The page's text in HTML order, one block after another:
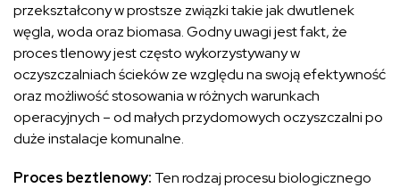
przekształcony w prostsze związki takie jak dwutlenek
węgla, woda oraz biomasa. Godny uwagi jest fakt, że
proces tlenowy jest często wykorzystywany w
oczyszczalniach ścieków ze względu na swoją efektywność
oraz możliwość stosowania w różnych warunkach
operacyjnych – od małych przydomowych oczyszczalni po
duże instalacje komunalne.
Proces beztlenowy: Ten rodzaj procesu biologicznego